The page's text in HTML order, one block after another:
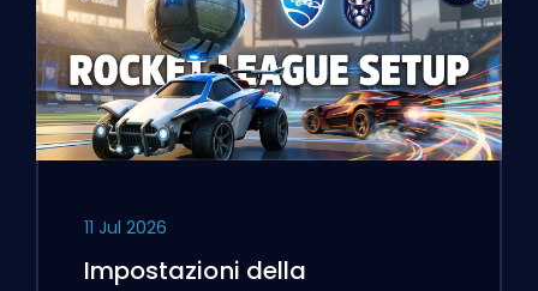
11 Jul 2026
Impostazioni della